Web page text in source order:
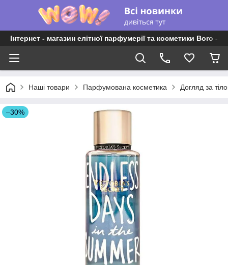
Інтернет - магазин елітної парфумерії та косметики Boro -
Наші товари Парфумована косметика Догляд за
–30%